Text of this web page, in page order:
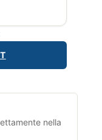
nella